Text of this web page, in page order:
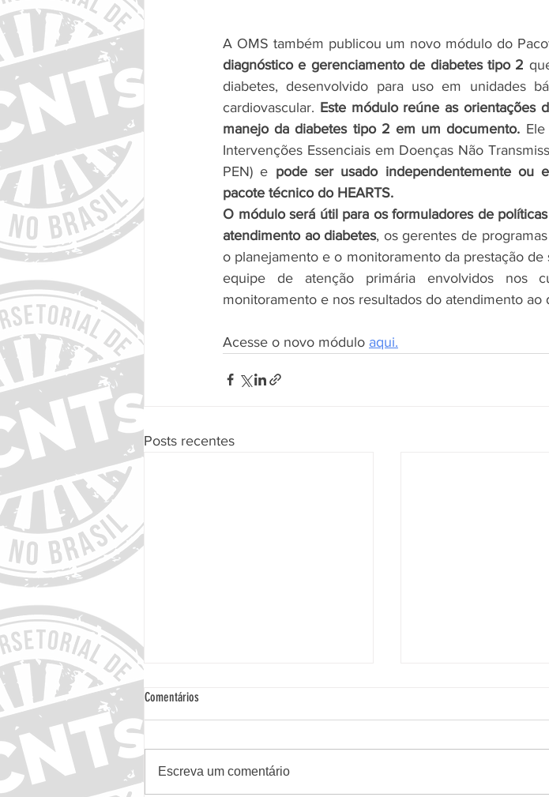
A OMS também publicou um novo módulo do
diagnóstico e gerenciamento de diabetes tipo 2
diabetes, desenvolvido para uso em unidades
cardiovascular. Este módulo reúne as orientações
manejo da diabetes tipo 2 em um documento.
Intervenções Essenciais em Doenças Não
PEN) e pode ser usado independentemente ou
pacote técnico do HEARTS.
O módulo será útil para os formuladores de
atendimento ao diabetes, os gerentes de
o planejamento e o monitoramento da prestação
equipe de atenção primária envolvidos nos
monitoramento e nos resultados do atendimento ao
Acesse o novo módulo aqui.
Posts recentes
Comentários
Escreva um comentário